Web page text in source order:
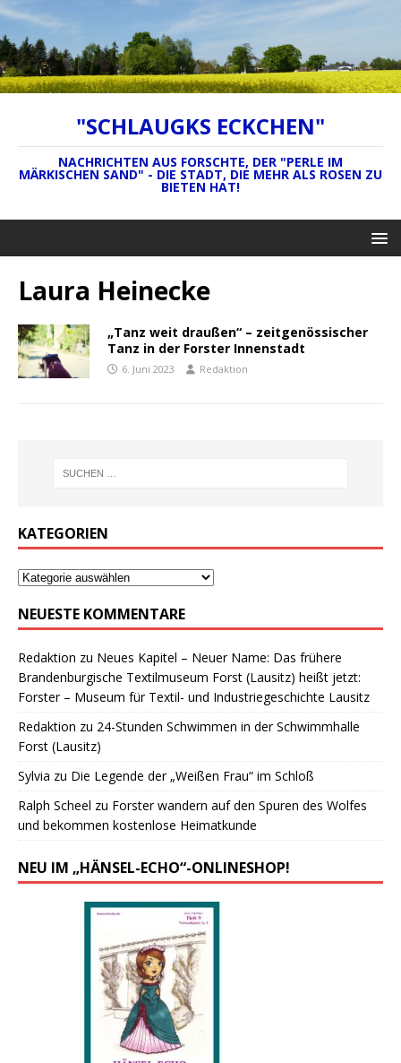
"SCHLAUGKS ECKCHEN"
NACHRICHTEN AUS FORSCHTE, DER "PERLE IM
MÄRKISCHEN SAND" - DIE STADT, DIE MEHR ALS ROSEN ZU
BIETEN HAT!
Laura Heinecke
„Tanz weit draußen“ – zeitgenössischer
Tanz in der Forster Innenstadt
6. Juni 2023 Redaktion
KATEGORIEN
NEUESTE KOMMENTARE
Redaktion zu Neues Kapitel – Neuer Name: Das frühere
Brandenburgische Textilmuseum Forst (Lausitz) heißt jetzt:
Forster – Museum für Textil- und Industriegeschichte Lausitz
Redaktion zu 24-Stunden Schwimmen in der Schwimmhalle
Forst (Lausitz)
Sylvia zu Die Legende der „Weißen Frau“ im Schloß
Ralph Scheel zu Forster wandern auf den Spuren des Wolfes
und bekommen kostenlose Heimatkunde
NEU IM „HÄNSEL-ECHO“-ONLINESHOP!